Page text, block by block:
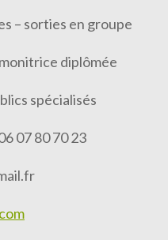
– sorties en groupe
diplômée
spécialisés
07 80 70 23